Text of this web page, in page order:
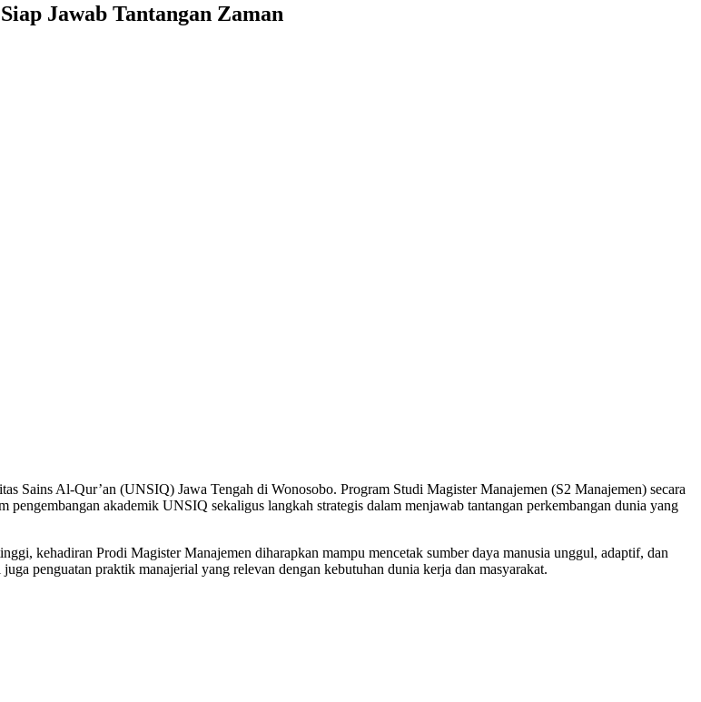
Jawab Tantangan Zaman
Sains Al-Qur’an (UNSIQ) Jawa Tengah di Wonosobo. Program Studi Magister Manajemen (S2 Manajemen) secara
akademik UNSIQ sekaligus langkah strategis dalam menjawab tantangan perkembangan dunia yang
kehadiran Prodi Magister Manajemen diharapkan mampu mencetak sumber daya manusia unggul, adaptif, dan
penguatan praktik manajerial yang relevan dengan kebutuhan dunia kerja dan masyarakat.